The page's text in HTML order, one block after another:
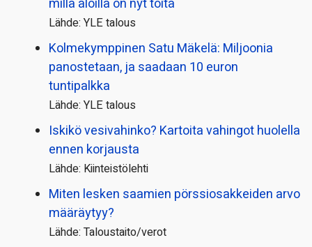
millä aloilla on nyt töitä
Lähde: YLE talous
Kolmekymppinen Satu Mäkelä: Miljoonia
panostetaan, ja saadaan 10 euron
tuntipalkka
Lähde: YLE talous
Iskikö vesivahinko? Kartoita vahingot huolella
ennen korjausta
Lähde: Kiinteistölehti
Miten lesken saamien pörssi­osakkeiden arvo
määräytyy?
Lähde: Taloustaito/verot